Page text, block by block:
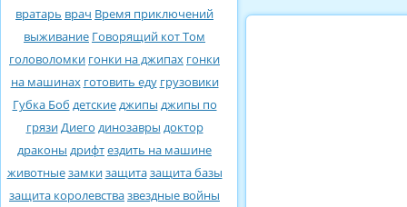
вратарь врач Время приключений
выживание Говорящий кот Том
головоломки гонки на джипах гонки
на машинах готовить еду грузовики
Губка Боб детскиеджипы джипы по
грязиДиего динозавры доктор
драконы дрифтездить на машине
животныезамкизащитазащита базы
защита королевствазвездные войны